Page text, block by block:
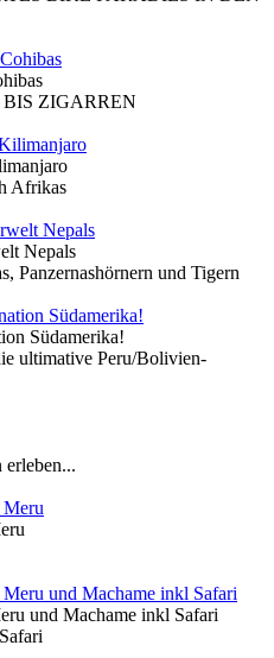
ZIGARREN
Afrikas
Nepals
Panzernashörnern und Tigern
Südamerika!
ultimative Peru/Bolivien-
und Machame inkl Safari